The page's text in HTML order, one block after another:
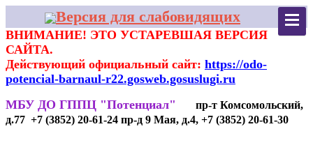
Версия для слабовидящих
ВНИМАНИЕ! ЭТО УСТАРЕВШАЯ ВЕРСИЯ
САЙТА.
Действующий официальный сайт: https://odo-
potencial-barnaul-r22.gosweb.gosuslugi.ru
МБУ ДО ГППЦ "Потенциал"
пр-т Комсомольский,
д.77 +7 (3852) 20-61-24 пр-д 9 Мая, д.4, +7 (3852) 20-61-30